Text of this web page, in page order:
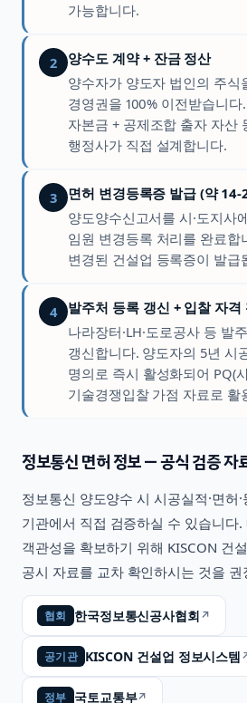
가능합니다.
2
양수도 계약 + 잔금 정산
양수자가 양도자 법인의 주식
경영권을 100% 이전받습니
자본금 + 공제조합 출자 자산
행정사가 직접 설계합니다.
3
면허 변경등록증 발급 (약 14-
양도양수신고서를 시·도지사
임원 변경등록 처리를 완료합
변경된 건설업 등록증이 발급
4
발주처 등록 갱신 + 입찰 자격
나라장터·LH·도로공사 등 발
갱신합니다. 양도자의 5년 시
명의로 즉시 활성화되어 PQ(
기술경쟁입찰 가점 자료로 활
정보통신면허 정보 — 공식 검증 자
정보통신 양도양수 시 시공실적·면허
기관에서 직접 검증하실 수 있습니다.
객관성을 확보하기 위해 KISCON 건
공시 자료를 교차 확인하시는 것을 권
협회 한국정보통신공사협회↗
공기관 KISCON 건설업 정보시스템
정부 국토교통부↗